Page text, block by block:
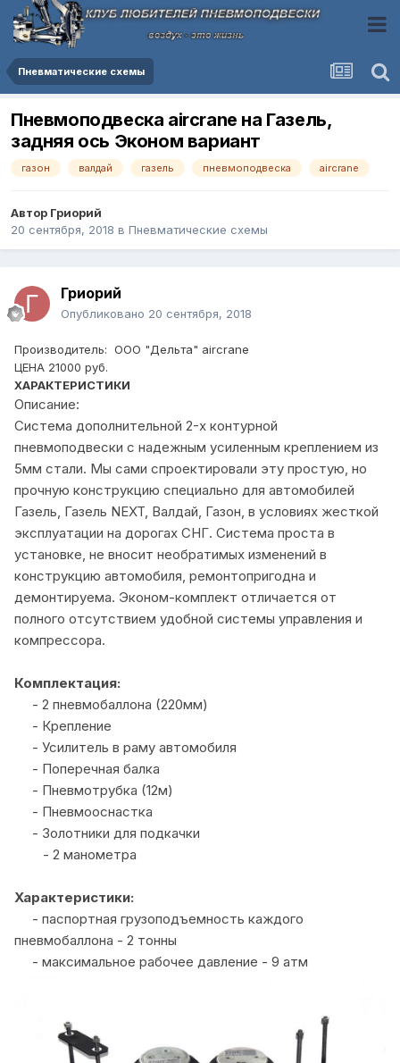
Пневматические схемы
Пневмоподвеска aircrane на Газель,
задняя ось Эконом вариант
газон валдай газель пневмоподвеска aircrane
Автор Гриорий
20 сентября, 2018 в Пневматические схемы
Гриорий
Опубликовано 20 сентября, 2018
Производитель: ООО "Дельта" aircrane
ЦЕНА 21000 руб.
ХАРАКТЕРИСТИКИ
Описание:
Система дополнительной 2-х контурной
пневмоподвески с надежным усиленным креплением из
5мм стали. Мы сами спроектировали эту простую, но
прочную конструкцию специально для автомобилей
Газель, Газель NEXT, Валдай, Газон, в условиях жесткой
эксплуатации на дорогах СНГ. Система проста в
установке, не вносит необратимых изменений в
конструкцию автомобиля, ремонтопригодна и
демонтируема. Эконом-комплект отличается от
полного отсутствием удобной системы управления и
компрессора.
Комплектация:
- 2 пневмобаллона (220мм)
- Крепление
- Усилитель в раму автомобиля
- Поперечная балка
- Пневмотрубка (12м)
- Пневмооснастка
- Золотники для подкачки
- 2 манометра
Характеристики:
- паспортная грузоподъемность каждого
пневмобаллона - 2 тонны
- максимальное рабочее давление - 9 атм